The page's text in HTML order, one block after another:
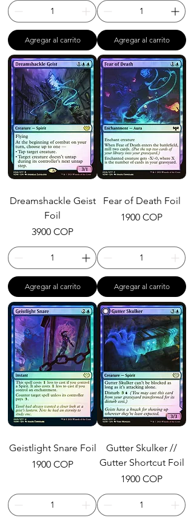
Agregar al carrito Agregar al carrito
Dreamshackle Geist
Foil
Precio
3900 COP
Agregar al carrito
Fear of Death Foil
Precio
1900 COP
Agregar al carrito
Geistlight Snare Foil
Precio
1900 COP
Gutter Skulker //
Gutter Shortcut Foil
Precio
1900 COP